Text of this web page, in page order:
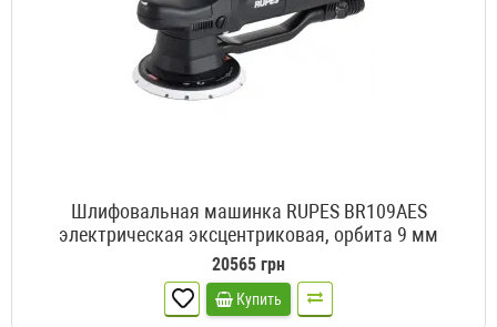
Шлифовальная машинка RUPES BR109AES
электрическая эксцентриковая, орбита 9 мм
20565 грн
Купить